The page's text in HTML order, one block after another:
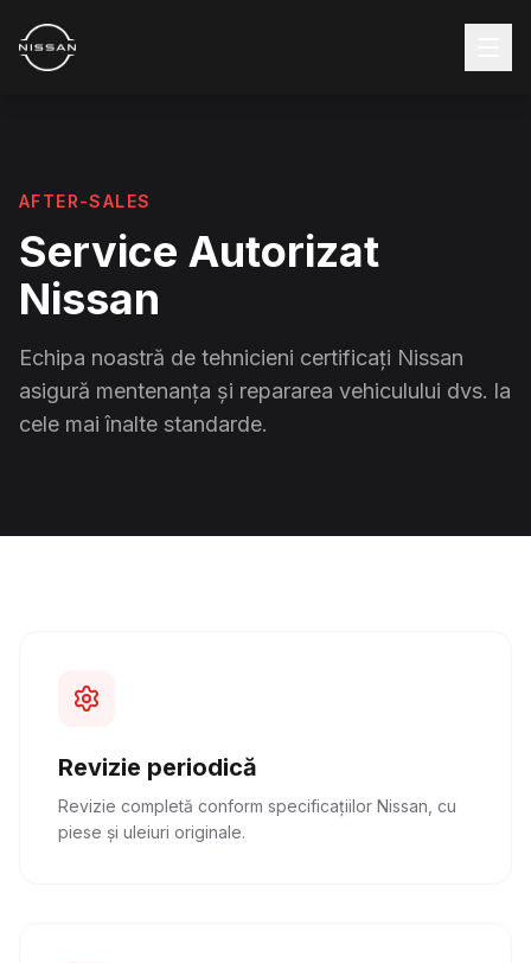
AFTER-SALES
Service Autorizat
Nissan
Echipa noastră de tehnicieni certificați Nissan
asigură mentenanța și repararea vehiculului dvs. la
cele mai înalte standarde.
Revizie periodică
Revizie completă conform specificațiilor Nissan, cu
piese și uleiuri originale.